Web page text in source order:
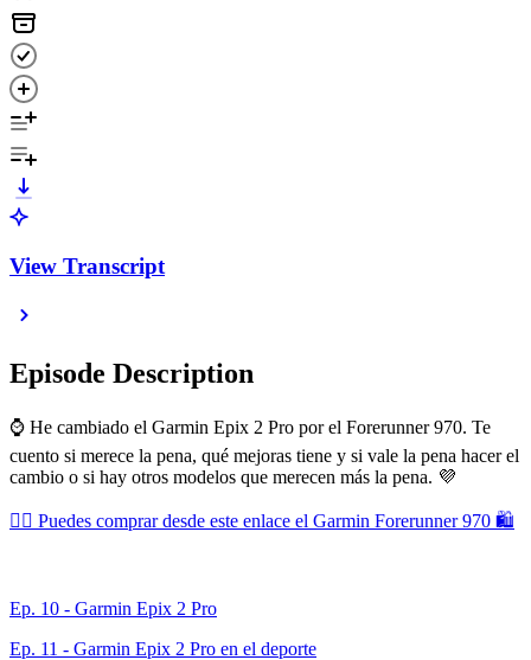
View Transcript
Episode Description
⌚️ He cambiado el Garmin Epix 2 Pro por el Forerunner 970. Te
cuento si merece la pena, qué mejoras tiene y si vale la pena hacer el
cambio o si hay otros modelos que merecen más la pena. 💜
👉🏻 Puedes comprar desde este enlace el Garmin Forerunner 970 🛍️
Ep. 10 - Garmin Epix 2 Pro
Ep. 11 - Garmin Epix 2 Pro en el deporte